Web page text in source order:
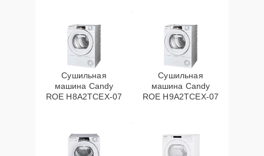
Сушильная
машина Candy
ROE H8A2TCEX-07
Сушильная
машина Candy
ROE H9A2TCEX-07